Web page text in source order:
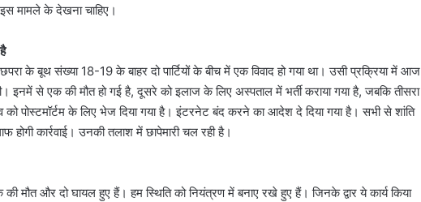
मामले के देखना चाहिए।
के बूथ संख्या 18-19 के बाहर दो पार्टियों के बीच में एक विवाद हो गया था। उसी प्रक्रिया में आज
इनमें से एक की मौत हो गई है, दूसरे को इलाज के लिए अस्पताल में भर्ती कराया गया है, जबकि तीसरा
पोस्टमॉर्टम के लिए भेज दिया गया है। इंटरनेट बंद करने का आदेश दे दिया गया है। सभी से शांति
कार्रवाई। उनकी तलाश में छापेमारी चल रही है।
मौत और दो घायल हुए हैं। हम स्थिति को नियंत्रण में बनाए रखे हुए हैं। जिनके द्वार ये कार्य किया